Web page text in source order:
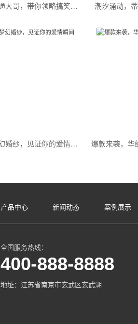
华纳卡通大哥，带你领略搞笑的魅力 潮汐涌动，
华纳梦幻婚纱，见证你的爱情瞬间 爆款来袭，华
产品中心 新闻动态 案例展示
全国服务热线：
400-888-8888
地址：江苏省南京市玄武区玄武湖